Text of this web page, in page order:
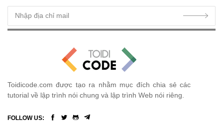
Toidicode.com được tạo ra nhằm mục đích chia sẻ các
tutorial về lập trình nói chung và lập trình Web nói riêng.
FOLLOW US: